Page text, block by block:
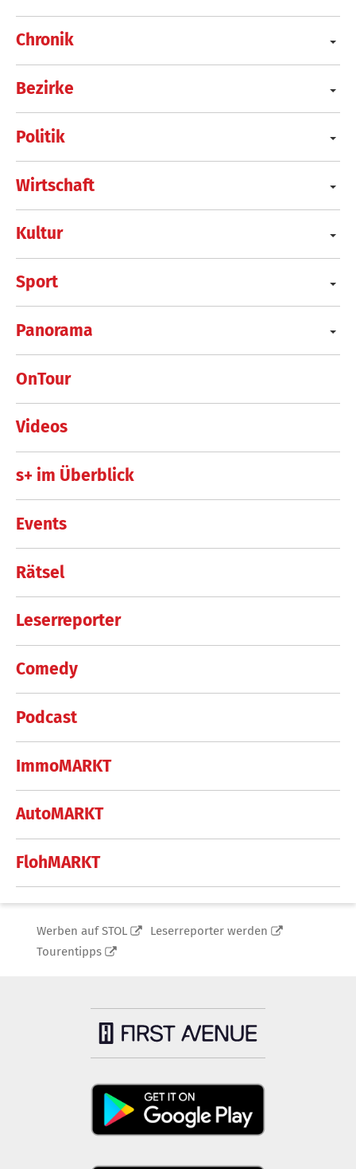
Chronik
Bezirke
Politik
Wirtschaft
Kultur
Sport
Panorama
OnTour
Videos
s+ im Überblick
Events
Rätsel
Leserreporter
Comedy
Podcast
ImmoMARKT
AutoMARKT
FlohMARKT
Werben auf STOL
Leserreporter werden
Tourentipps